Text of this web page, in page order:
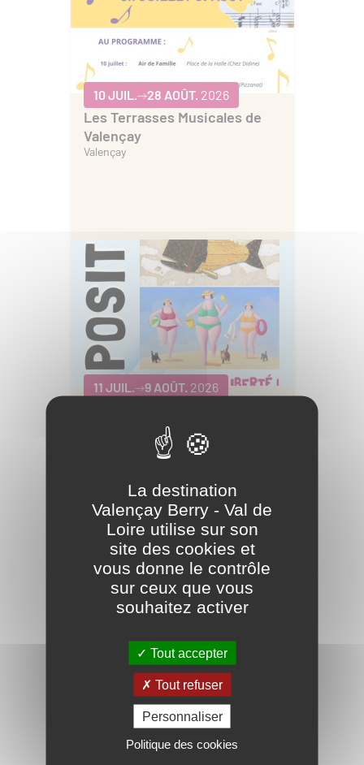
10 JUIL. 28 AOÛT. 2026
Les Terrasses Musicales de
Valençay
Valençay
11 JUIL. 9 AOÛT. 2026
Châtillon-sur-Indre
30 AOÛT.2026
Art grandeur nature
La destination
Valençay Berry - Val de
Loire utilise sur son
site des cookies et
vous donne le contrôle
sur ceux que vous
souhaitez activer
Tout accepter
Tout refuser
Personnaliser
Politique des cookies